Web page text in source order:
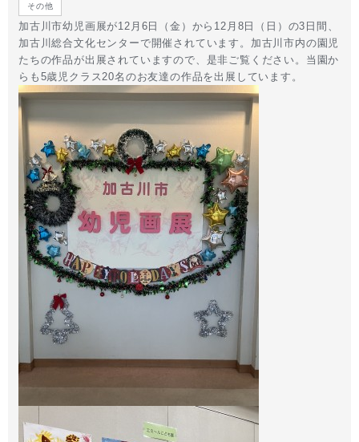
その他
加古川市幼児画展が12月6日（金）から12月8日（日）の3日間、
加古川総合文化センターで開催されています。加古川市内の園児
たちの作品が出展されていますので、是非ご覧ください。当園か
らも5歳児クラス20名のお友達の作品を出展しています。